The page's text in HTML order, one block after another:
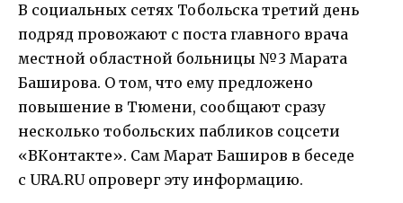
В социальных сетях Тобольска третий день
подряд провожают с поста главного врача
местной областной больницы №3 Марата
Баширова. О том, что ему предложено
повышение в Тюмени, сообщают сразу
несколько тобольских пабликов соцсети
«ВКонтакте». Сам Марат Баширов в беседе
с URA.RU опроверг эту информацию.